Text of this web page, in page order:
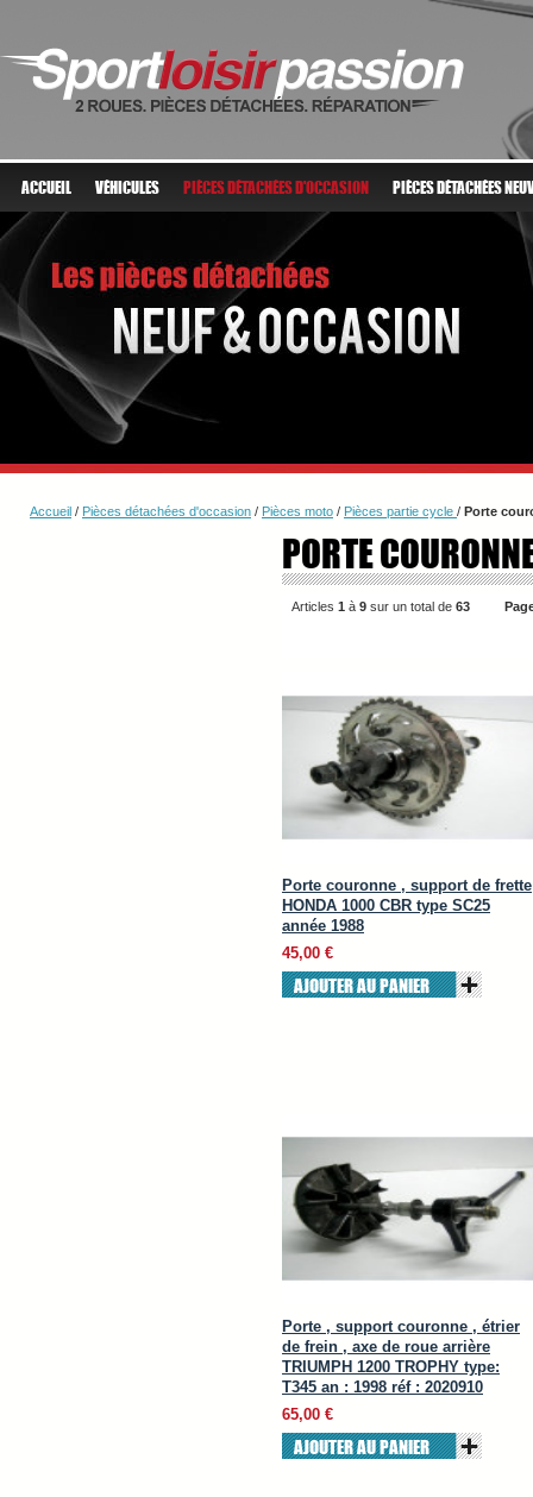
ACCUEIL VÉHICULES PIÈCES DÉTACHÉES D'OCCASION PIÈCES DÉTACHÉES
Accueil / Pièces détachées d'occasion / Pièces moto / Pièces partie cycle / Porte
PORTE
Articles 1 à 9 sur un total de 63
Porte couronne , support de frette
HONDA 1000 CBR type SC25
année 1988
45,00 €
AJOUTER AU PANIER
Porte , support couronne , étrier
de frein , axe de roue arrière
TRIUMPH 1200 TROPHY type:
T345 an : 1998 réf : 2020910
65,00 €
AJOUTER AU PANIER